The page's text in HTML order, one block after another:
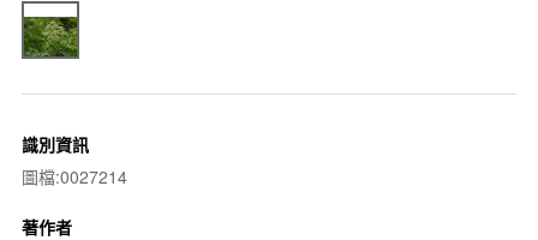
識別資訊
圖檔:0027214
著作者